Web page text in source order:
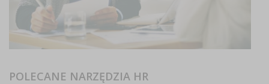
POLECANE NARZĘDZIA HR